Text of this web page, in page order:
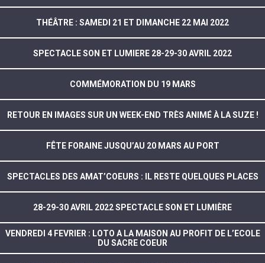
THÉÂTRE : SAMEDI 21 ET DIMANCHE 22 MAI 2022
SPECTACLE SON ET LUMIERE 28-29-30 AVRIL 2022
COMMÉMORATION DU 19 MARS
RETOUR EN IMAGES SUR UN WEEK-END TRÈS ANIMÉ À LA SUZE !
FÊTE FORAINE JUSQU’AU 20 MARS AU PORT
SPECTACLES DES AMAT’COEURS : IL RESTE QUELQUES PLACES
28-29-30 AVRIL 2022 SPECTACLE SON ET LUMIÈRE
VENDREDI 4 FEVRIER : LOTO A LA MAISON AU PROFIT DE L’ECOLE
DU SACRE COEUR